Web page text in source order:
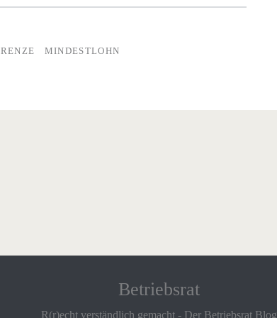
MINDESTLOHN
Betriebsrat
R(r)echt verständlich gemacht - Der Betriebsrat Blog